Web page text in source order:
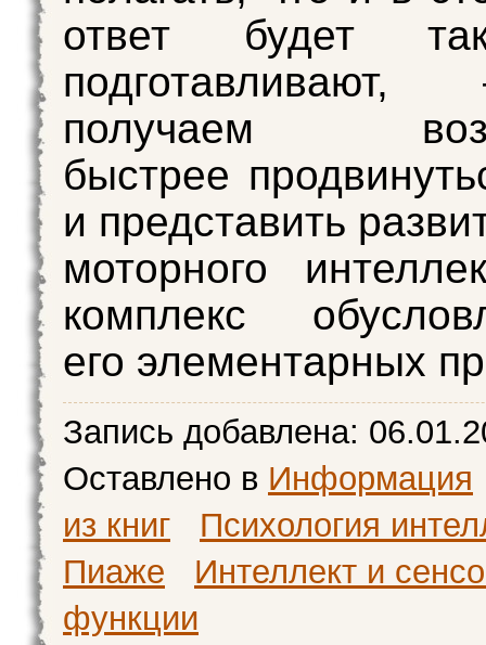
ответ будет
получаем
быстрее
и представить
моторного
комплекс
его элементарных
Запись добавлена:
Оставлено в Информация
из книг
Психология
Пиаже
Интеллект и
функции